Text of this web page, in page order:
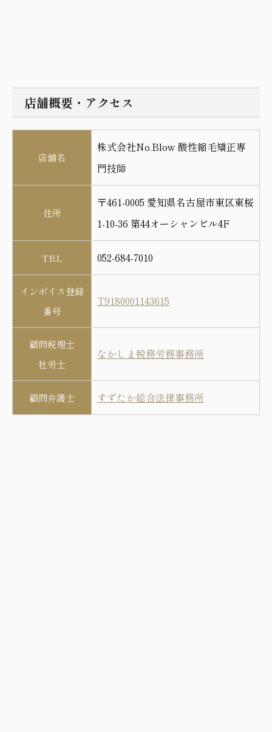
店舗概要・アクセス
店舗名
株式会社No.Blow 酸性縮毛矯正専
門技師
住所
〒461-0005 愛知県名古屋市東区東桜
1-10-36 第44オーシャンビル4F
TEL 052-684-7010
インボイス登録
番号
T9180001143615
顧問税理士
社労士
なかしま税務労務事務所
顧問弁護士 すずたか総合法律事務所